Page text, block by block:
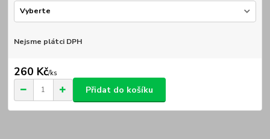
Nejsme plátci DPH
260 Kč/ks
Přidat do košíku